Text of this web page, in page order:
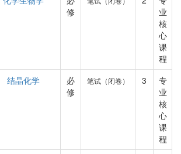
修
业
核
心
课
程
结晶化学
必
修
笔试（闭卷） 3
专
业
核
心
课
程